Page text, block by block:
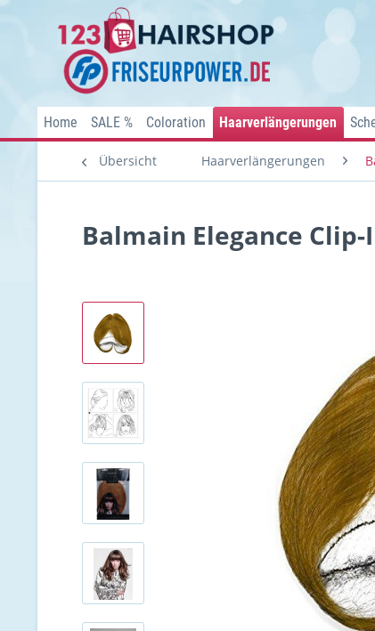
Home SALE % Coloration Haarverlängerungen
Übersicht Haarverlängerungen
Balmain Elegance